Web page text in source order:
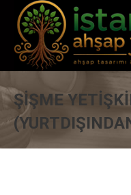
ŞİŞME